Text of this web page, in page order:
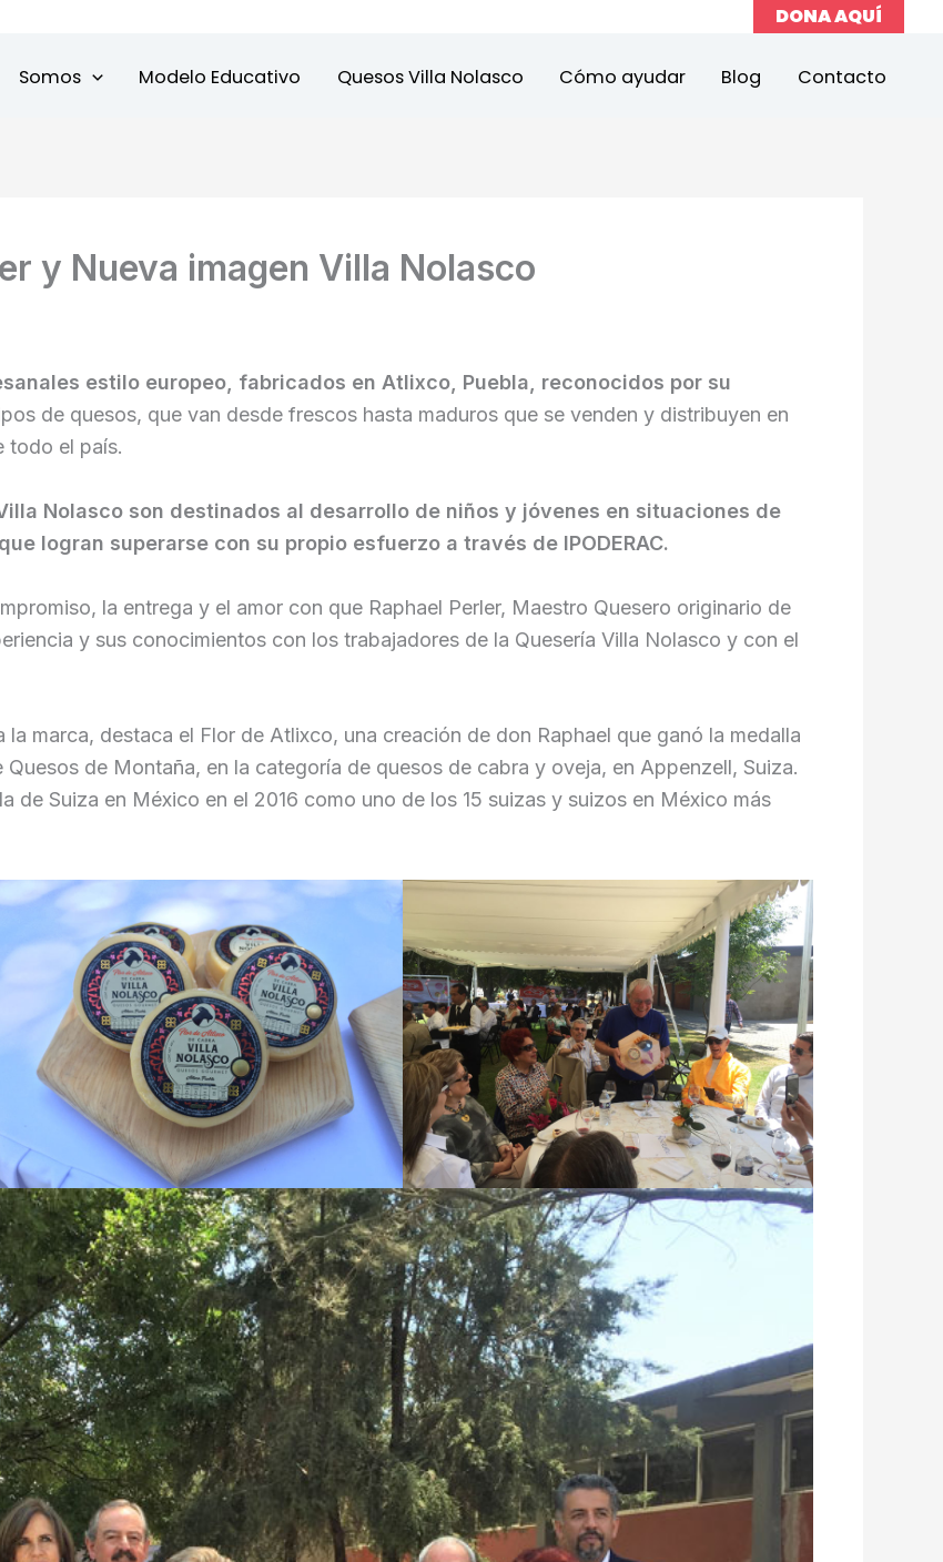
DONA AQUÍ
Somos Modelo Educativo Quesos Villa Nolasco Cómo ayudar Blog Contacto
y Nueva imagen Villa Nolasco
estilo europeo, fabricados en Atlixco, Puebla, reconocidos por su
de quesos, que van desde frescos hasta maduros que se venden y distribuyen en
todo el país.
Nolasco son destinados al desarrollo de niños y jóvenes en situaciones de
logran superarse con su propio esfuerzo a través de IPODERAC.
la entrega y el amor con que Raphael Perler, Maestro Quesero originario de
y sus conocimientos con los trabajadores de la Quesería Villa Nolasco y con el
marca, destaca el Flor de Atlixco, una creación de don Raphael que ganó la medalla
de Montaña, en la categoría de quesos de cabra y oveja, en Appenzell, Suiza.
de Suiza en México en el 2016 como uno de los 15 suizas y suizos en México más